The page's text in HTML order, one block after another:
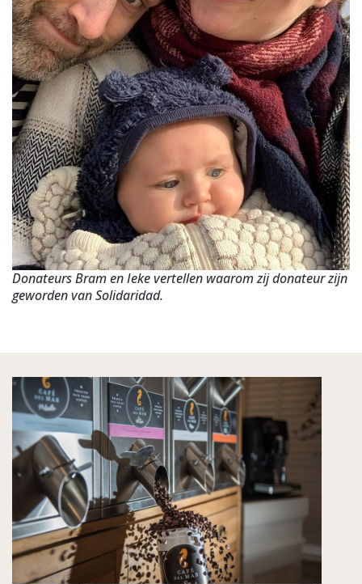
Donateurs Bram en Ieke vertellen waarom zij donateur zijn
geworden van Solidaridad.